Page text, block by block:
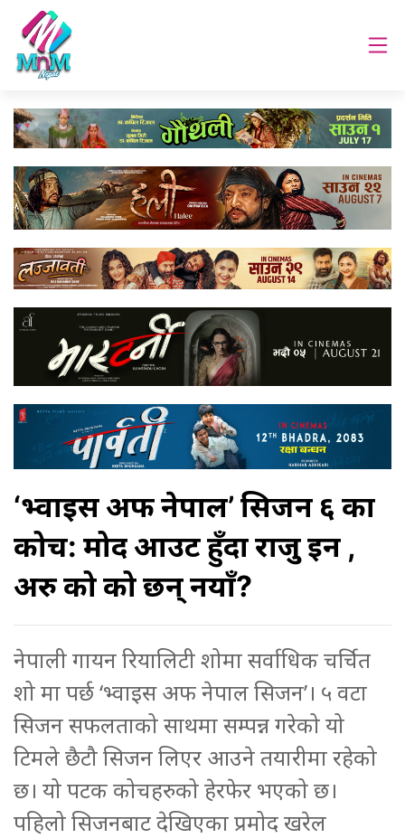
‘भ्वाइस अफ नेपाल’ सिजन ६ का
कोच: प्रमोद आउट हुँदा राजु इन ,
अरु को को छन् नयाँ?
नेपाली गायन रियालिटी शोमा सर्वाधिक चर्चित
शो मा पर्छ ‘भ्वाइस अफ नेपाल सिजन’। ५ वटा
सिजन सफलताको साथमा सम्पन्न गरेको यो
टिमले छैटौ सिजन लिएर आउने तयारीमा रहेको
छ। यो पटक कोचहरुको हेरफेर भएको छ।
पहिलो सिजनबाट देखिएका प्रमोद खरेल